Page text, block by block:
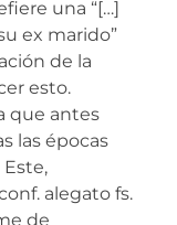
una “[…]
ex marido”
de la
esto.
que antes
las épocas
alegato fs.
de